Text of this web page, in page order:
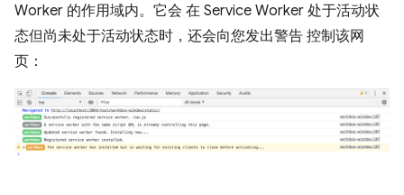
Worker 的作用域内。它会 在 Service Worker 处于活动状
态但尚未处于活动状态时，还会向您发出警告 控制该网
页：